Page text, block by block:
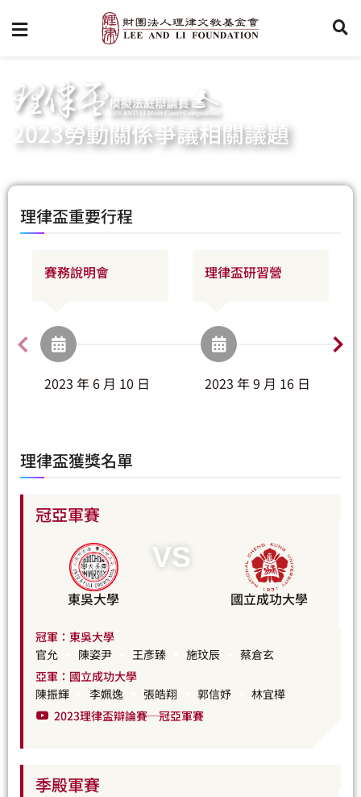
2023勞動關係爭議相關議題
理律盃重要行程
賽務說明會 理律盃研習營
2023 年 6 月 10 日 2023 年 9 月 16 日
理律盃獲獎名單
冠亞軍賽
東吳大學
VS
國立成功大學
冠軍：東吳大學
官允
陳姿尹 王彥臻 施玟辰
蔡倉玄
亞軍：國立成功大學
陳振輝
李姵逸 張皓翔 郭信妤
林宜樺
2023理律盃辯論賽─冠亞軍賽
季殿軍賽